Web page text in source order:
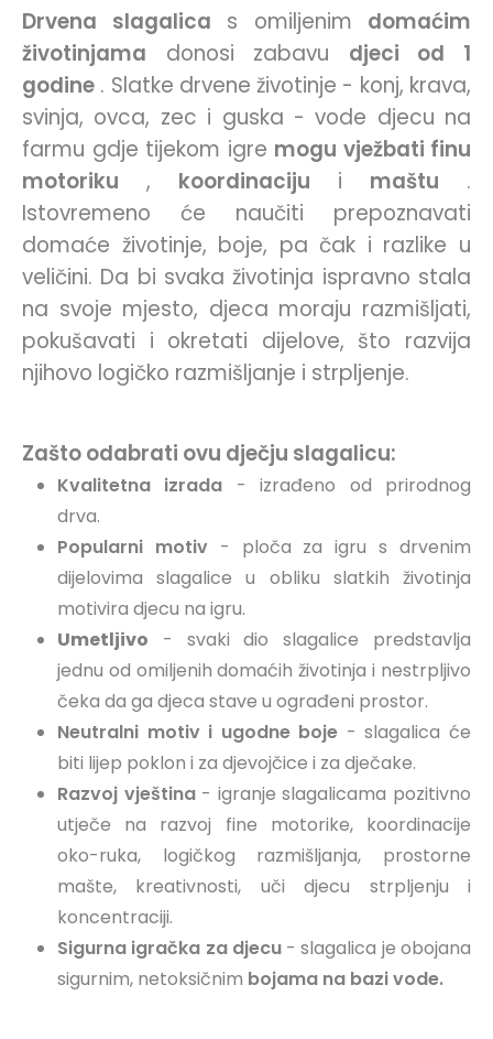
Drvena slagalica s omiljenim domaćim
životinjama donosi zabavu djeci od 1
godine . Slatke drvene životinje - konj, krava,
svinja, ovca, zec i guska - vode djecu na
farmu gdje tijekom igre mogu vježbati finu
motoriku , koordinaciju i maštu .
Istovremeno će naučiti prepoznavati
domaće životinje, boje, pa čak i razlike u
veličini. Da bi svaka životinja ispravno stala
na svoje mjesto, djeca moraju razmišljati,
pokušavati i okretati dijelove, što razvija
njihovo logičko razmišljanje i strpljenje.
Zašto odabrati ovu dječju slagalicu:
Kvalitetna izrada - izrađeno od prirodnog
drva.
Popularni motiv- ploča za igru ​​s drvenim
dijelovima slagalice u obliku slatkih životinja
motivira djecu na igru.
Umetljivo - svaki dio slagalice predstavlja
jednu od omiljenih domaćih životinja i nestrpljivo
čeka da ga djeca stave u ograđeni prostor.
Neutralni motiv i ugodne boje - slagalica će
biti lijep poklon i za djevojčice i za dječake.
Razvoj vještina- igranje slagalicama pozitivno
utječe na razvoj fine motorike, koordinacije
oko-ruka, logičkog razmišljanja, prostorne
mašte, kreativnosti, uči djecu strpljenju i
koncentraciji.
Sigurna igračka za djecu- slagalica je obojana
sigurnim, netoksičnim bojama na bazi vode.